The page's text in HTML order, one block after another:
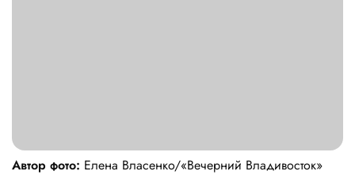
Автор фото: Елена Власенко/«Вечерний Владивосток»